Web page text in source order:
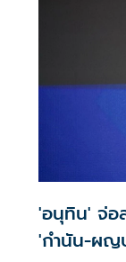
'อนุทิน' จ่อ
'กำนัน-ผญ